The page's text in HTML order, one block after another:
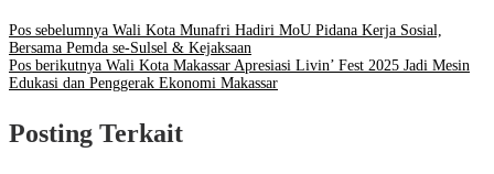
Pos sebelumnya Wali Kota Munafri Hadiri MoU Pidana Kerja Sosial,
Bersama Pemda se-Sulsel & Kejaksaan
Pos berikutnya Wali Kota Makassar Apresiasi Livin’ Fest 2025 Jadi Mesin
Edukasi dan Penggerak Ekonomi Makassar
Posting Terkait